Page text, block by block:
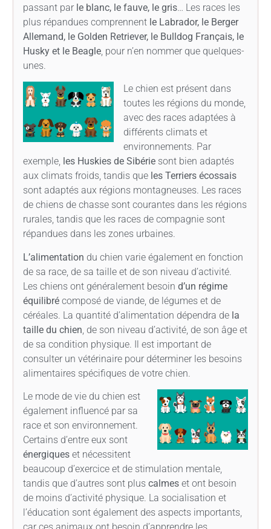
passant par le blanc, le fauve, le gris… Les races les
plus répandues comprennent le Labrador, le Berger
Allemand, le Golden Retriever, le Bulldog Français, le
Husky et le Beagle, pour n’en nommer que quelques-
unes.
Le chien est présent dans
toutes les régions du monde,
avec des races adaptées à
différents climats et
environnements. Par
exemple, les Huskies de Sibérie sont bien adaptés
aux climats froids, tandis que les Terriers écossais
sont adaptés aux régions montagneuses. Les races
de chiens de chasse sont courantes dans les régions
rurales, tandis que les races de compagnie sont
répandues dans les zones urbaines.
L’alimentation du chien varie également en fonction
de sa race, de sa taille et de son niveau d’activité.
Les chiens ont généralement besoin d’un régime
équilibré composé de viande, de légumes et de
céréales. La quantité d’alimentation dépendra de la
taille du chien, de son niveau d’activité, de son âge et
de sa condition physique. Il est important de
consulter un vétérinaire pour déterminer les besoins
alimentaires spécifiques de votre chien.
Le mode de vie du chien est
également influencé par sa
race et son environnement.
Certains d’entre eux sont
énergiques et nécessitent
beaucoup d’exercice et de stimulation mentale,
tandis que d’autres sont plus calmes et ont besoin
de moins d’activité physique. La socialisation et
l’éducation sont également des aspects importants,